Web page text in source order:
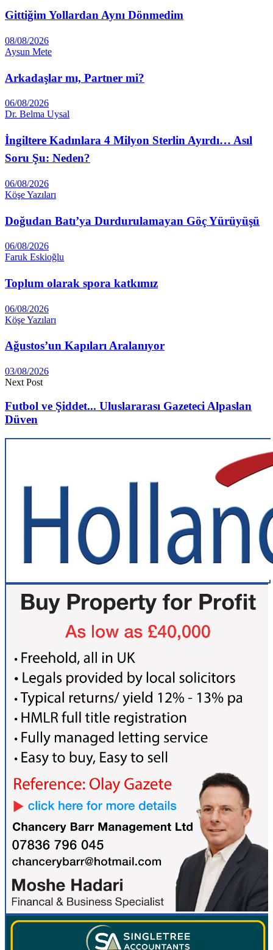
Gittiğim Yollardan Aynı Dönmedim
08/08/2026
Aysun Mete
Arkadaşlar mı, Partner mi?
06/08/2026
Dr. Belma Uysal
İngiltere Kadınlara 4 Milyon Sterlin Ayırdı… Asıl
Soru Şu: Neden?
06/08/2026
Köşe Yazıları
Doğudan Batı’ya Durdurulamayan Göç Yürüyüşü
06/08/2026
Faruk Eskioğlu
Toplum olarak spora katkımız
06/08/2026
Köşe Yazıları
Ağustos’un Kapıları Aralanıyor
03/08/2026
Next Post
Futbol ve Şiddet... Uluslararası Gazeteci Alpaslan
Düven